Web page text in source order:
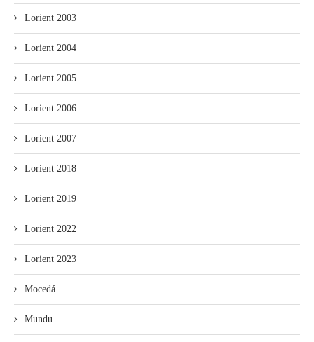
Lorient 2003
Lorient 2004
Lorient 2005
Lorient 2006
Lorient 2007
Lorient 2018
Lorient 2019
Lorient 2022
Lorient 2023
Mocedá
Mundu